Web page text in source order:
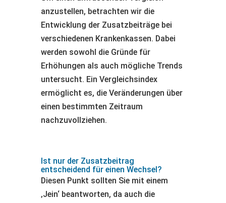
anzustellen, betrachten wir die
Entwicklung der Zusatzbeiträge bei
verschiedenen Krankenkassen. Dabei
werden sowohl die Gründe für
Erhöhungen als auch mögliche Trends
untersucht. Ein Vergleichsindex
ermöglicht es, die Veränderungen über
einen bestimmten Zeitraum
nachzuvollziehen.
Ist nur der Zusatzbeitrag
entscheidend für einen Wechsel?
Diesen Punkt sollten Sie mit einem
‚Jein‘ beantworten, da auch die